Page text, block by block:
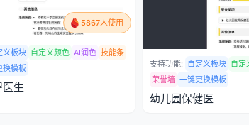
5867人使用
义板块 自定义颜色 AI润色 技能条
换模板
医生
支持功能: 自定义板块 自定
荣誉墙 一键更换模板
幼儿园保健医